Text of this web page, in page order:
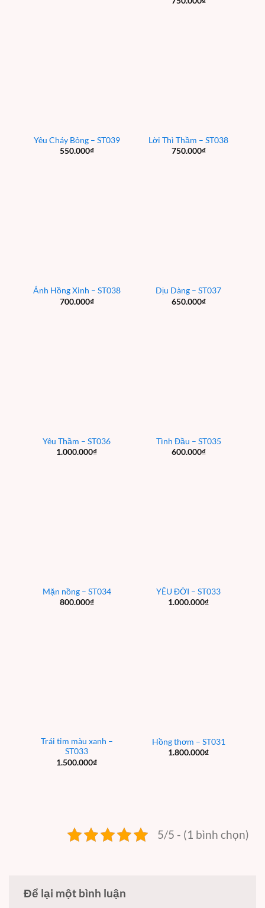
Yêu Cháy Bỏng – ST039
550.000₫
Lời Thì Thầm – ST038
750.000₫
Ánh Hồng Xinh – ST038
700.000₫
Dịu Dàng – ST037
650.000₫
Yêu Thầm – ST036
1.000.000₫
Tình Đầu – ST035
600.000₫
Mặn nồng – ST034
800.000₫
YÊU ĐỜI – ST033
1.000.000₫
Trái tim màu xanh –
ST033
1.500.000₫
Hồng thơm – ST031
1.800.000₫
5/5 - (1 bình chọn)
Để lại một bình luận